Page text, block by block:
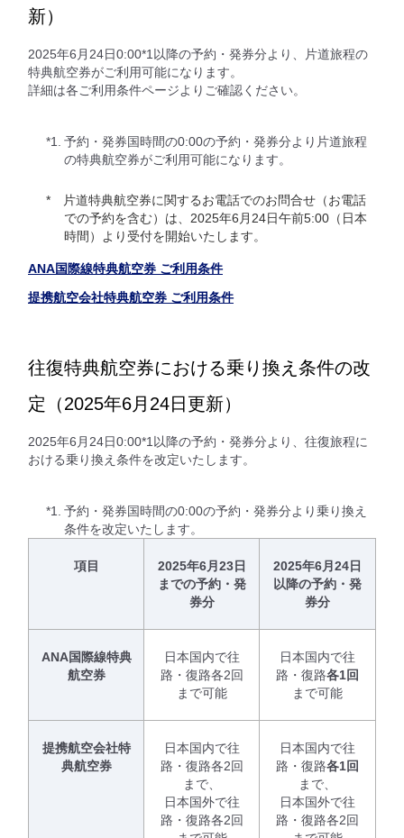
新）
2025年6月24日0:00*1以降の予約・発券分より、片道旅程の
特典航空券がご利用可能になります。
詳細は各ご利用条件ページよりご確認ください。
*1.
予約・発券国時間の0:00の予約・発券分より片道旅程
の特典航空券がご利用可能になります。
片道特典航空券に関するお電話でのお問合せ（お電話
での予約を含む）は、2025年6月24日午前5:00（日本
時間）より受付を開始いたします。
ANA国際線特典航空券 ご利用条件
提携航空会社特典航空券 ご利用条件
往復特典航空券における乗り換え条件の改
定（2025年6月24日更新）
2025年6月24日0:00*1以降の予約・発券分より、往復旅程に
おける乗り換え条件を改定いたします。
*1.
予約・発券国時間の0:00の予約・発券分より乗り換え
条件を改定いたします。
項目
2025年6月23日
までの予約・発
券分
2025年6月24日
以降の予約・発
券分
ANA国際線特典
航空券
日本国内で往
路・復路各2回
まで可能
日本国内で往
路・復路各1回
まで可能
提携航空会社特
典航空券
日本国内で往
路・復路各2回
まで、
日本国外で往
路・復路各2回
日本国内で往
路・復路各1回
まで、
日本国外で往
路・復路各2回